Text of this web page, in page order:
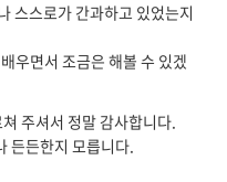
스스로가 간과하고 있었는지
우면서 조금은 해볼 수 있겠
주셔서 정말 감사합니다.
든든한지 모릅니다.